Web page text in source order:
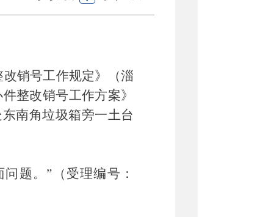
改销号工作规定》 （淄
整改销号工作方案》
南角垃圾箱旁一土台
题。”（受理编号：